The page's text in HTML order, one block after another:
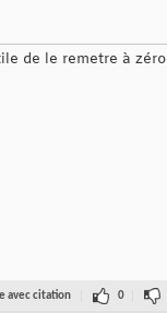
de le remetre à zéro
avec citation 0